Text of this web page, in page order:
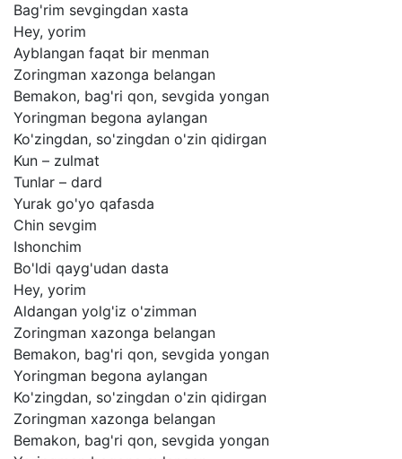
Bag'rim sevgingdan xasta
Hey, yorim
Ayblangan faqat bir menman
Zoringman xazonga belangan
Bemakon, bag'ri qon, sevgida yongan
Yoringman begona aylangan
Ko'zingdan, so'zingdan o'zin qidirgan
Kun – zulmat
Tunlar – dard
Yurak go'yo qafasda
Chin sevgim
Ishonchim
Bo'ldi qayg'udan dasta
Hey, yorim
Aldangan yolg'iz o'zimman
Zoringman xazonga belangan
Bemakon, bag'ri qon, sevgida yongan
Yoringman begona aylangan
Ko'zingdan, so'zingdan o'zin qidirgan
Zoringman xazonga belangan
Bemakon, bag'ri qon, sevgida yongan